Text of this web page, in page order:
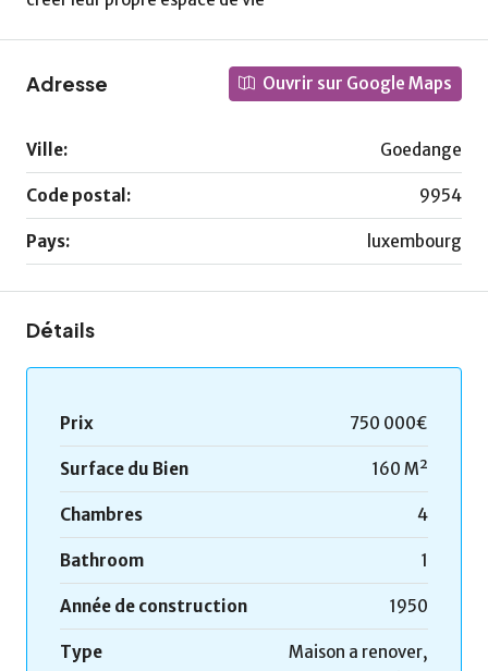
Adresse Ouvrir sur Google Maps
Ville: Goedange
Code postal: 9954
Pays: luxembourg
Détails
Prix 750 000€
Surface du Bien 160 M²
Chambres 4
Bathroom 1
Année de construction 1950
Type
Maison a renover,